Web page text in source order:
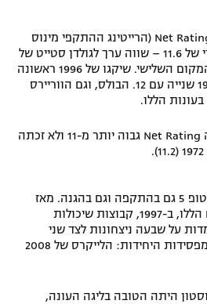
* הסלטיקס העמידו מדד Net Rating (הרייטינג ההתקפי מינוס
הרייטינג ההתקפי) היסטורי של 11.6 – שווה ערך לגולדן סטייט של
2017, שחולקת איתם את המקום השלישי. שיקגו של 1996 ראשונה
אי פעם עם 13.4, וזו של 1997 שנייה עם 12. הבולס, וגם הווריירס
* הקבוצה היחידה שרשמה Net Rating גבוה יותר מ-11 ולא זכתה
* בוסטון מדורגת העונה בטופ 5 גם בהתקפה וגם בהגנה. מאז
שהחלו למדוד את הנתונים הללו, ב-1997, קבוצות שיכולות
על שבעה ניצחונות לצד שני
הפסדים בסדרות הגמר (המפסידות היחידות: הלייקרס של 2008
היתה הטובה בליגה העונה,